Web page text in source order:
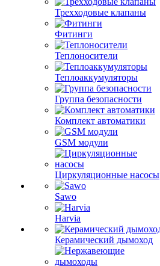
Трехходовые клапаны
Фитинги
Теплоносители
Теплоаккумуляторы
Группа безопасности
Комплект автоматики
GSM модули
Циркуляционные насосы
Sawo
Harvia
Керамический дымоход